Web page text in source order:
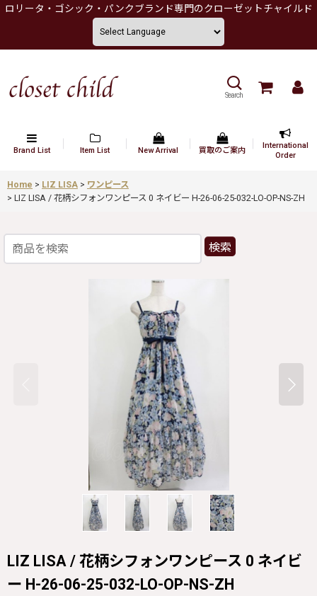
ロリータ・ゴシック・パンクブランド専門のクローゼットチャイルド
Search
Brand List Item List New Arrival 買取のご案内
International
Order
Home > LIZ LISA > ワンピース
> LIZ LISA / 花柄シフォンワンピース 0 ネイビー H-26-06-25-032-LO-OP-NS-ZH
検索
LIZ LISA / 花柄シフォンワンピース 0 ネイビ
ー H-26-06-25-032-LO-OP-NS-ZH